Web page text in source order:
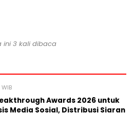
ini 3 kali dibaca
Awards 2026 untuk
Media Sosial, Distribusi Siaran